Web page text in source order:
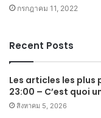
กรกฎาคม 11, 2022
Recent Posts
Les articles les
23:00 – C’est quoi
สิงหาคม 5, 2026